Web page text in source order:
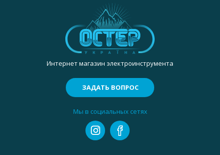
Интернет магазин электроинструмента
ЗАДАТЬ ВОПРОС
Мы в социальных сетях